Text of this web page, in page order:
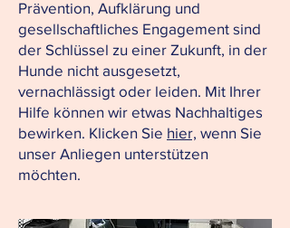
Prävention, Aufklärung und
gesellschaftliches Engagement sind
der Schlüssel zu einer Zukunft, in der
Hunde nicht ausgesetzt,
vernachlässigt oder leiden. Mit Ihrer
Hilfe können wir etwas Nachhaltiges
bewirken. Klicken Sie hier, wenn Sie
unser Anliegen unterstützen
möchten.